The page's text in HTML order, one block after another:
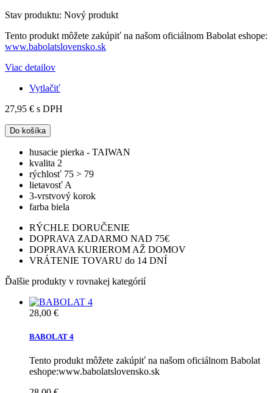
Stav produktu: Nový produkt
Tento produkt môžete zakúpiť na našom oficiálnom Babolat eshope:
www.babolatslovensko.sk
Viac detailov
Vytlačiť
27,95 € s DPH
Do košíka
husacie pierka - TAIWAN
kvalita 2
rýchlosť 75 > 79
lietavosť A
3-vrstvový korok
farba biela
RÝCHLE DORUČENIE
DOPRAVA ZADARMO NAD 75€
DOPRAVA KURIEROM AŽ DOMOV
VRÁTENIE TOVARU do 14 DNÍ
Ďalšie produkty v rovnakej kategórií
28,00 €
BABOLAT 4
Tento produkt môžete zakúpiť na našom oficiálnom Babolat
eshope:www.babolatslovensko.sk